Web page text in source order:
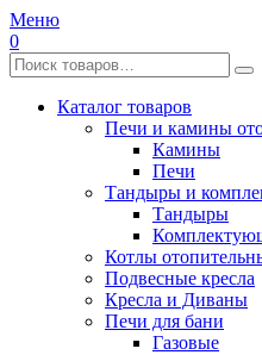
Меню
0
Каталог товаров
Печи и камины
Камины
Печи
Тандыры и
Тандыры
Котлы
Подвесные кресла
Кресла и Диваны
Печи для бани
Газовые